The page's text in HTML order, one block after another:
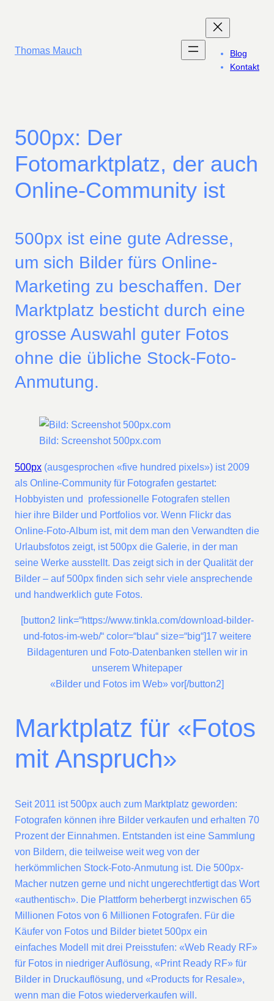
Thomas Mauch
Blog
Kontakt
500px: Der
Fotomarktplatz, der auch
Online-Community ist
500px ist eine gute Adresse,
um sich Bilder fürs Online-
Marketing zu beschaffen. Der
Marktplatz besticht durch eine
grosse Auswahl guter Fotos
ohne die übliche Stock-Foto-
Anmutung.
Bild: Screenshot 500px.com
500px (ausgesprochen «five hundred pixels») ist 2009
als Online-Community für Fotografen gestartet:
Hobbyisten und professionelle Fotografen stellen
hier ihre Bilder und Portfolios vor. Wenn Flickr das
Online-Foto-Album ist, mit dem man den Verwandten die
Urlaubsfotos zeigt, ist 500px die Galerie, in der man
seine Werke ausstellt. Das zeigt sich in der Qualität der
Bilder – auf 500px finden sich sehr viele ansprechende
und handwerklich gute Fotos.
[button2 link=“https://www.tinkla.com/download-bilder-
und-fotos-im-web/“ color=“blau“ size=“big“]17 weitere
Bildagenturen und Foto-Datenbanken stellen wir in
unserem Whitepaper
«Bilder und Fotos im Web» vor[/button2]
Marktplatz für «Fotos
mit Anspruch»
Seit 2011 ist 500px auch zum Marktplatz geworden:
Fotografen können ihre Bilder verkaufen und erhalten 70
Prozent der Einnahmen. Entstanden ist eine Sammlung
von Bildern, die teilweise weit weg von der
herkömmlichen Stock-Foto-Anmutung ist. Die 500px-
Macher nutzen gerne und nicht ungerechtfertigt das Wort
«authentisch». Die Plattform beherbergt inzwischen 65
Millionen Fotos von 6 Millionen Fotografen. Für die
Käufer von Fotos und Bilder bietet 500px ein
einfaches Modell mit drei Preisstufen: «Web Ready RF»
für Fotos in niedriger Auflösung, «Print Ready RF» für
Bilder in Druckauflösung, und «Products for Resale»,
wenn man die Fotos wiederverkaufen will.